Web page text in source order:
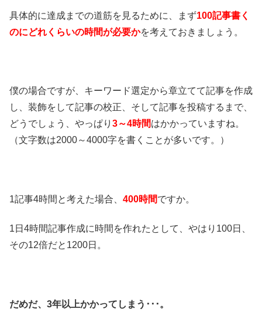
具体的に達成までの道筋を見るために、まず100記事書く
のにどれくらいの時間が必要かを考えておきましょう。
僕の場合ですが、キーワード選定から章立てて記事を作成
し、装飾をして記事の校正、そして記事を投稿するまで、
どうでしょう、やっぱり 3～4時間はかかっていますね。
（文字数は2000～4000字を書くことが多いです。）
1記事4時間と考えた場合、 400時間ですか。
1日4時間記事作成に時間を作れたとして、やはり100日、
その12倍だと1200日。
だめだ、3年以上かかってしまう･･･。